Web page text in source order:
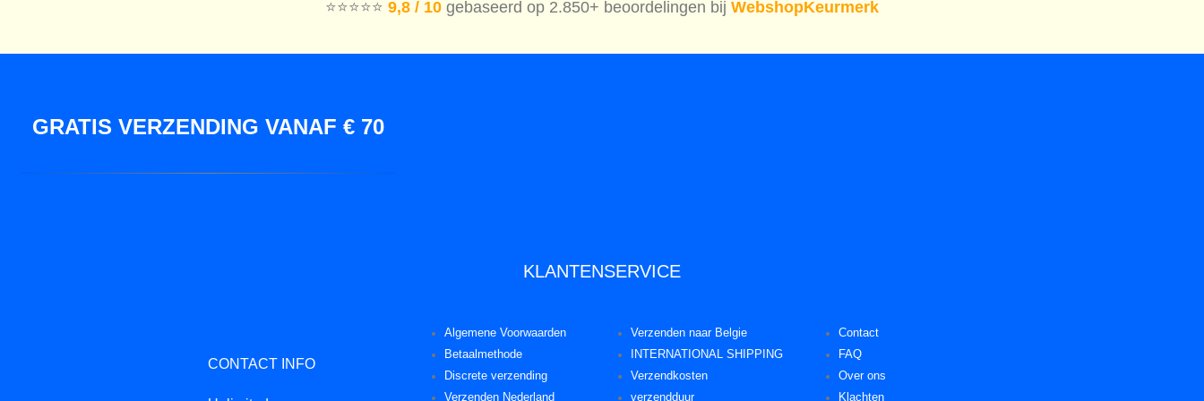
⭐️⭐️⭐️⭐️⭐️ 9,8 / 10 gebaseerd op 2.850+ beoordelingen bij WebshopKeurmerk
GRATIS VERZENDING VANAF € 70
KLANTENSERVICE
CONTACT INFO
Algemene Voorwaarden
Betaalmethode
Discrete verzending
Verzenden Nederland
Verzenden naar Belgie
INTERNATIONAL SHIPPING
Verzendkosten
verzendduur
Contact
FAQ
Over ons
Klachten